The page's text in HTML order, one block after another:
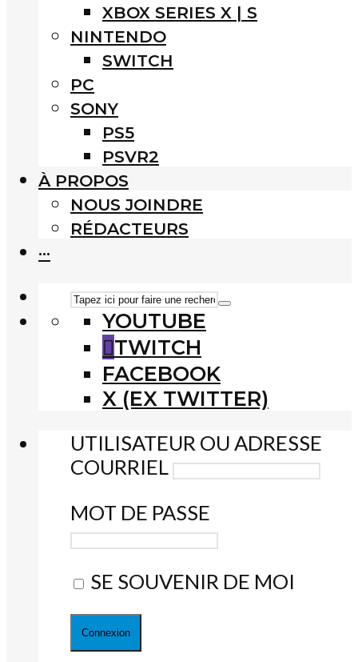
XBOX SERIES X | S
NINTENDO
SWITCH
PC
SONY
PS5
PSVR2
À PROPOS
NOUS JOINDRE
RÉDACTEURS
···
YOUTUBE
TWITCH
FACEBOOK
X (EX TWITTER)
UTILISATEUR OU ADRESSE
COURRIEL
MOT DE PASSE
SE SOUVENIR DE MOI